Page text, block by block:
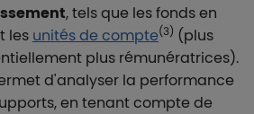
, tels que les fonds en
les unités de compte(3) (plus
plus rémunératrices).
d'analyser la performance
en tenant compte de